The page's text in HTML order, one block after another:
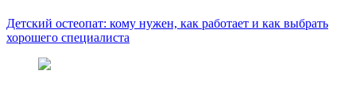
Детский остеопат: кому нужен, как работает и как выбрать
хорошего специалиста